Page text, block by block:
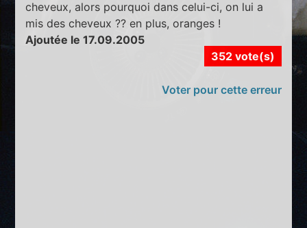
cheveux, alors pourquoi dans celui-ci, on lui a
mis des cheveux ?? en plus, oranges !
Ajoutée le 17.09.2005
352 vote(s)
Voter pour cette erreur